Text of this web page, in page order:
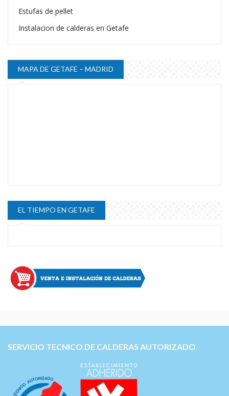
Estufas de pellet
Instalacion de calderas en Getafe
MAPA DE GETAFE – MADRID
EL TIEMPO EN GETAFE
SERVICIO TECNICO DE CALDERAS AUTORIZADO